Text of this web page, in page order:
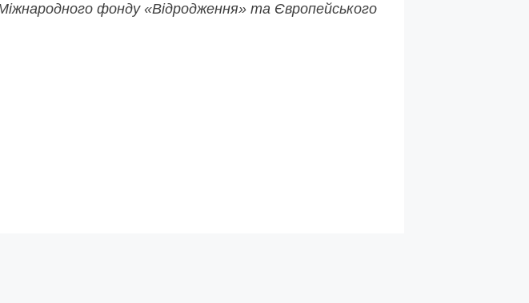
фонду «Відродження» та Європейського